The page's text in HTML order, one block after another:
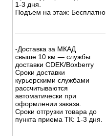
1-3 дня.
Подъем на этаж: Бесплатно
-Доставка за МКАД
свыше 10 км — службы
доставки CDEK/Boxberry
Сроки доставки
курьерскими службами
рассчитываются
автоматически при
оформлении заказа.
Сроки отгрузки товара до
пункта приема ТК: 1-3 дня.